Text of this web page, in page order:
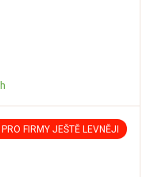
FIRMY JEŠTĚ LEVNĚJI